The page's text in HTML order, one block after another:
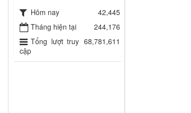
Hôm nay
42,445
Tháng hiện tại
244,176
Tổng lượt truy
cập
68,781,611